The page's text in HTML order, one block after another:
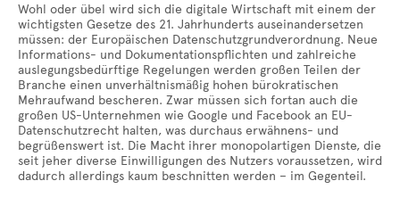
Wohl oder übel wird sich die digitale Wirtschaft mit einem der
wichtigsten Gesetze des 21. Jahrhunderts auseinandersetzen
müssen: der Europäischen Datenschutzgrundverordnung. Neue
Informations- und Dokumentationspflichten und zahlreiche
auslegungsbedürftige Regelungen werden großen Teilen der
Branche einen unverhältnismäßig hohen bürokratischen
Mehraufwand bescheren. Zwar müssen sich fortan auch die
großen US-Unternehmen wie Google und Facebook an EU-
Datenschutzrecht halten, was durchaus erwähnens- und
begrüßenswert ist. Die Macht ihrer monopolartigen Dienste, die
seit jeher diverse Einwilligungen des Nutzers voraussetzen, wird
dadurch allerdings kaum beschnitten werden – im Gegenteil.